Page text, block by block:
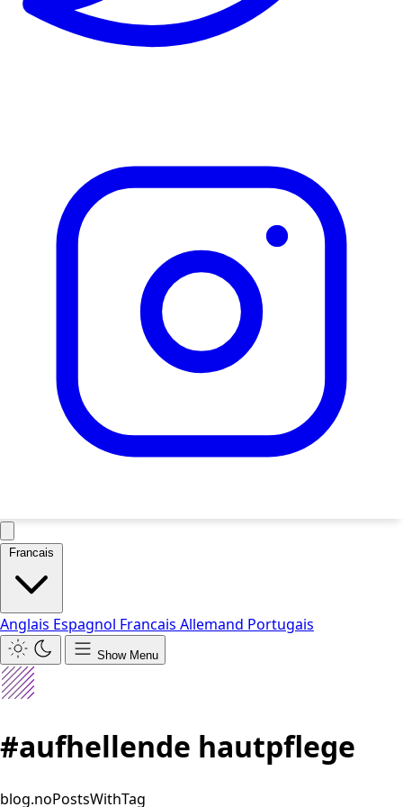
Francais
Anglais Espagnol Francais Allemand Portugais
Show Menu
#aufhellende hautpflege
blog.noPostsWithTag